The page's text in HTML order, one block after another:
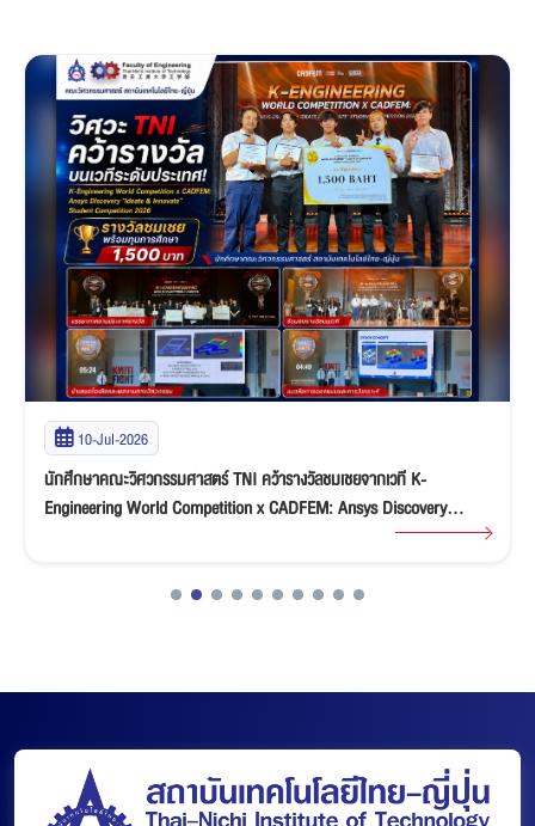
10-Jul-2026
นักศึกษาคณะวิศวกรรมศาสตร์ TNI คว้ารางวัลชมเชยจากเวที K-
Engineering World Competition x CADFEM: Ansys Discovery